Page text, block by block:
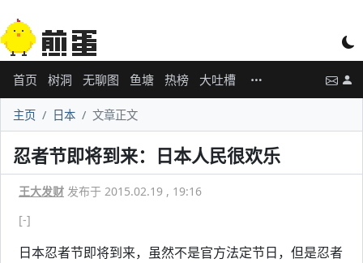
首页 树洞 无聊图 鱼塘 热榜 大吐槽
主页 日本 文章正文
忍者节即将到来：日本人民很欢乐
王大发财 发布于 2015.02.19 , 19:16
[-]
日本忍者节即将到来，虽然不是官方法定节日，但是忍者